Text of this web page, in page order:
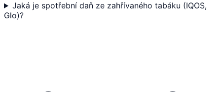
Jaká je spotřební daň ze zahřívaného tabáku (IQOS,
Glo)?